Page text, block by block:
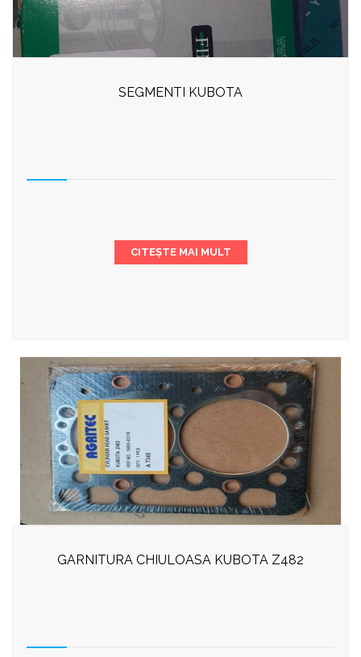
SEGMENTI KUBOTA
CITEȘTE MAI MULT
GARNITURA CHIULOASA KUBOTA Z482